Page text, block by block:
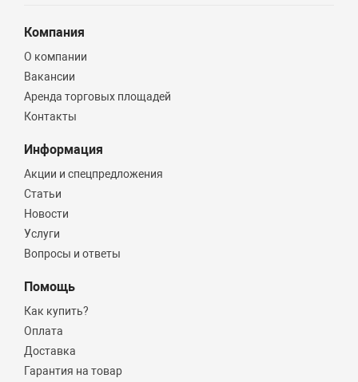
Компания
О компании
Вакансии
Аренда торговых площадей
Контакты
Информация
Акции и спецпредложения
Статьи
Новости
Услуги
Вопросы и ответы
Помощь
Как купить?
Оплата
Доставка
Гарантия на товар